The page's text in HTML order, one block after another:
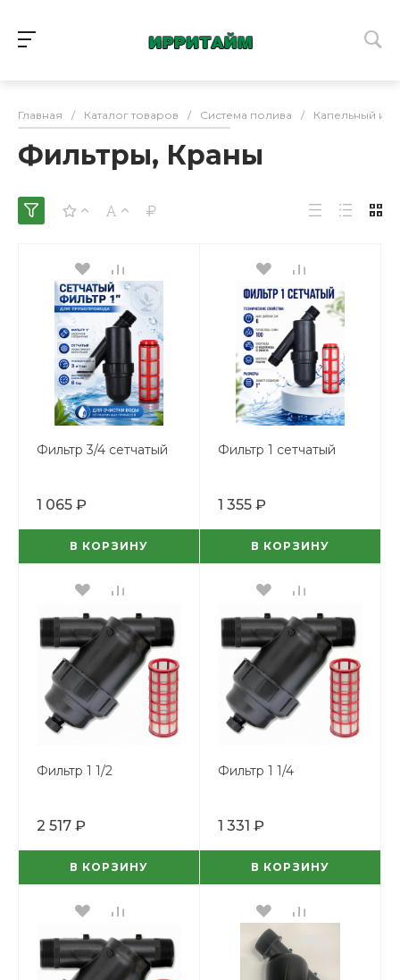
Главная / Каталог товаров / Система полива / Капельный и
Фильтры, Краны
Фильтр 3/4 сетчатый
1 065 ₽
В КОРЗИНУ
Фильтр 1 сетчатый
1 355 ₽
В КОРЗИНУ
Фильтр 1 1/2
2 517 ₽
В КОРЗИНУ
Фильтр 1 1/4
1 331 ₽
В КОРЗИНУ